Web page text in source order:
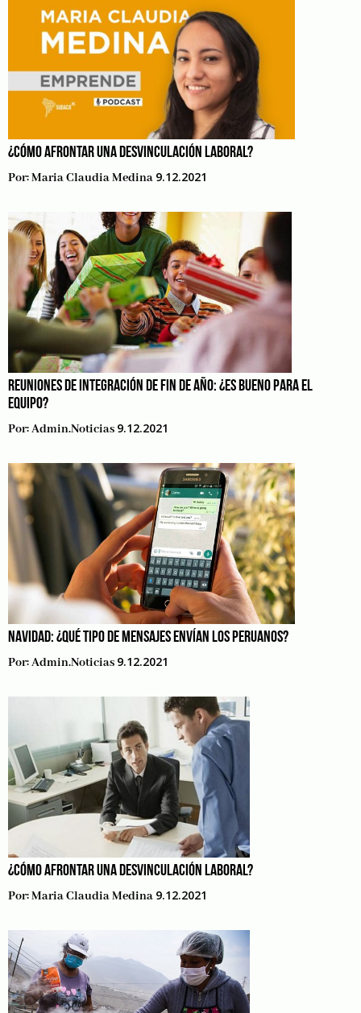
¿CÓMO AFRONTAR UNA DESVINCULACIÓN LABORAL?
Por:Maria Claudia Medina 9.12.2021
REUNIONES DE INTEGRACIÓN DE FIN DE AÑO: ¿ES BUENO PARA EL
EQUIPO?
Por:Admin.noticias 9.12.2021
NAVIDAD: ¿QUÉ TIPO DE MENSAJES ENVÍAN LOS PERUANOS?
Por:Admin.noticias 9.12.2021
¿CÓMO AFRONTAR UNA DESVINCULACIÓN LABORAL?
Por:Maria Claudia Medina 9.12.2021